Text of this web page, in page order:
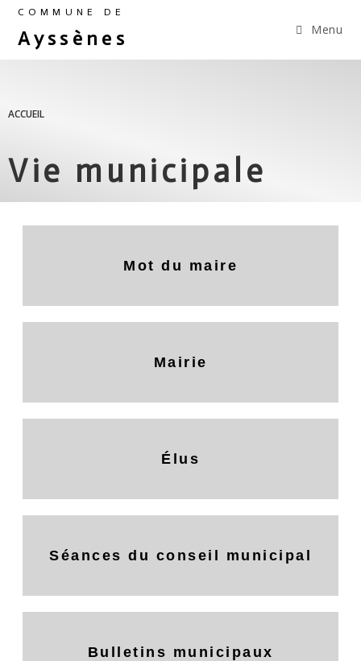
COMMUNE DE
Ayssènes Menu
ACCUEIL
Vie municipale
Mot du maire
Mairie
Élus
Séances du conseil municipal
Bulletins municipaux